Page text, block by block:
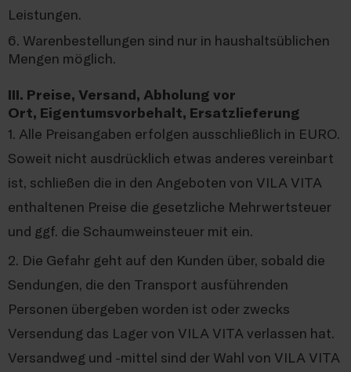
Leistungen.
6. Warenbestellungen sind nur in haushaltsüblichen
Mengen möglich.
III. Preise, Versand, Abholung vor
Ort, Eigentumsvorbehalt, Ersatzlieferung
1. Alle Preisangaben erfolgen ausschließlich in EURO.
Soweit nicht ausdrücklich etwas anderes vereinbart
ist, schließen die in den Angeboten von VILA VITA
enthaltenen Preise die gesetzliche Mehrwertsteuer
und ggf. die Schaumweinsteuer mit ein.
2. Die Gefahr geht auf den Kunden über, sobald die
Sendungen, die den Transport ausführenden
Personen übergeben worden ist oder zwecks
Versendung das Lager von VILA VITA verlassen hat.
Versandweg und -mittel sind der Wahl von VILA VITA